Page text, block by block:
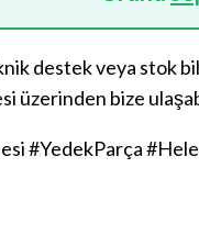
destek veya stok
üzerinden bize
#YedekParça